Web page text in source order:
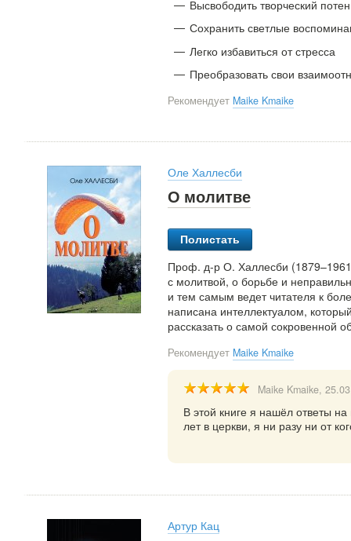
Высвободить творческий
Сохранить светлые
Легко избавиться от стресса
Преобразовать свои
Рекомендует Maike Kmaike
Оле Халлесби
О молитве
Полистать
Проф. д-р О. Халлесби
с молитвой, о борьбе и
и тем самым ведет читателя к
написана интеллектуалом,
рассказать о самой сокровенной
Рекомендует Maike Kmaike
Maike Kmaike,
В этой книге я нашёл ответы
лет в церкви, я ни разу ни от
Артур Кац